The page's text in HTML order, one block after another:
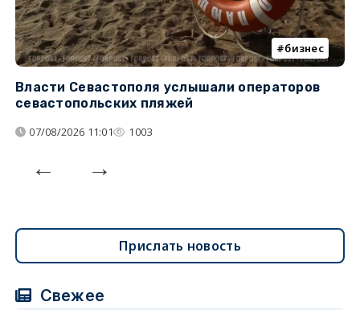
бизнес
Власти Севастополя услышали операторов
севастопольских пляжей
07/08/2026 11:01 1003
Прислать новость
Свежее